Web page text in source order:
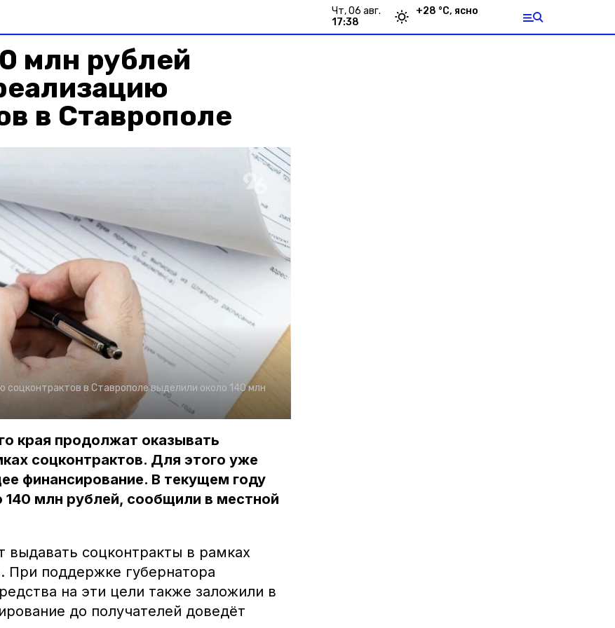
чт, 06 авг.
17:38
+28 °С, ясно
млн рублей
в Ставрополе
соцконтрактов в Ставрополе выделили около 140 млн
края продолжат оказывать
соцконтрактов. Для этого уже
финансирование. В текущем году
140 млн рублей, сообщили в местной
выдавать соцконтракты в рамках
При поддержке губернатора
на эти цели также заложили в
до получателей доведёт